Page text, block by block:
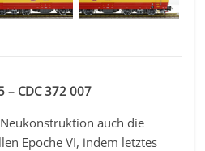
– CDC 372 007
auch die
Epoche VI, indem letztes